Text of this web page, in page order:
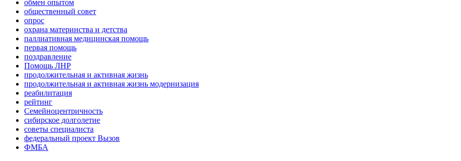
обмен опытом
общественный совет
опрос
охрана материнства и детства
паллиативная медицинская помощь
первая помощь
поздравление
Помощь ЛНР
продолжительная и активная жизнь
продолжительная и активная жизнь модернизация
реабилитация
рейтинг
Семейноцентричность
сибирское долголетие
советы специалиста
федеральный проект Вызов
ФМБА